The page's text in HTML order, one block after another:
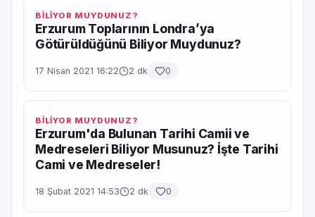
BİLİYOR MUYDUNUZ?
Erzurum Toplarının Londra’ya
Götürüldüğünü Biliyor Muydunuz?
17 Nisan 2021 16:22 2 dk 0
BİLİYOR MUYDUNUZ?
Erzurum'da Bulunan Tarihi Camii ve
Medreseleri Biliyor Musunuz? İşte Tarihi
Cami ve Medreseler!
18 Şubat 2021 14:53 2 dk 0